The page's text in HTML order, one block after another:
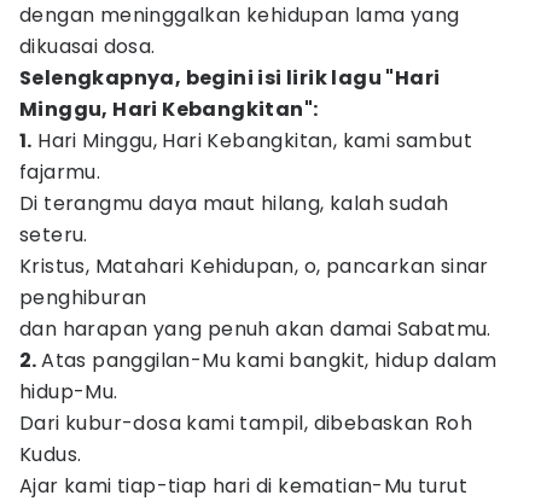
dengan meninggalkan kehidupan lama yang
dikuasai dosa.
Selengkapnya, begini isi lirik lagu "Hari
Minggu, Hari Kebangkitan":
1. Hari Minggu, Hari Kebangkitan, kami sambut
fajarmu.
Di terangmu daya maut hilang, kalah sudah
seteru.
Kristus, Matahari Kehidupan, o, pancarkan sinar
penghiburan
dan harapan yang penuh akan damai Sabatmu.
2.Atas panggilan-Mu kami bangkit, hidup dalam
hidup-Mu.
Dari kubur-dosa kami tampil, dibebaskan Roh
Kudus.
Ajar kami tiap-tiap hari di kematian-Mu turut